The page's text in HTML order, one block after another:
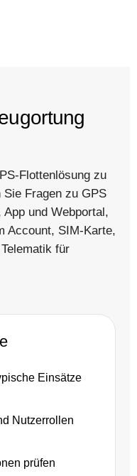
Flottenlösung zu
Sie Fragen zu GPS
und Webportal,
Account, SIM-Karte,
für
Einsätze
Nutzerrollen
prüfen